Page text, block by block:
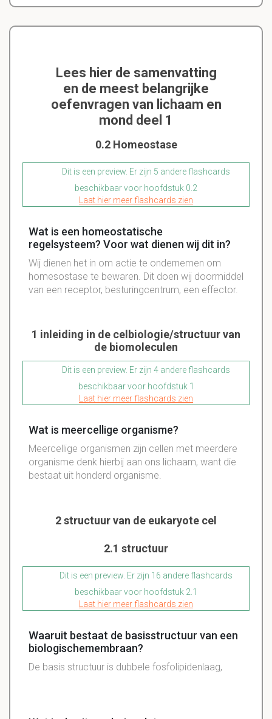
Lees hier de samenvatting
en de meest belangrijke
oefenvragen van lichaam en
mond deel 1
0.2 Homeostase
Dit is een preview. Er zijn 5 andere flashcards
beschikbaar voor hoofdstuk 0.2
Laat hier meer flashcards zien
Wat is een homeostatische
regelsysteem? Voor wat dienen wij dit in?
Wij dienen het in om actie te ondernemen om
homesostase te bewaren. Dit doen wij doormiddel
van een receptor, besturingcentrum, een effector.
1 inleiding in de celbiologie/structuur van
de biomoleculen
Dit is een preview. Er zijn 4 andere flashcards
beschikbaar voor hoofdstuk 1
Laat hier meer flashcards zien
Wat is meercellige organisme?
Meercellige organismen zijn cellen met meerdere
organisme denk hierbij aan ons lichaam, want die
bestaat uit honderd organisme.
2 structuur van de eukaryote cel
2.1 structuur
Dit is een preview. Er zijn 16 andere flashcards
beschikbaar voor hoofdstuk 2.1
Laat hier meer flashcards zien
Waaruit bestaat de basisstructuur van een
biologischemembraan?
De basis structuur is dubbele fosfolipidenlaag,